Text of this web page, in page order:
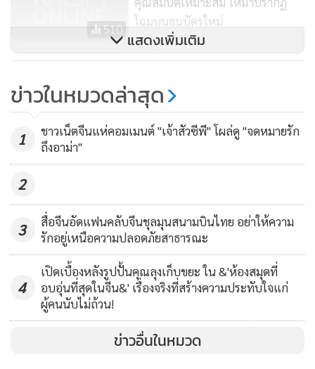
510
โฉมบนธนบัตรใหม่
997
“วิรไท สันติประภพ” แนะสื่อ
รู้สึกปนไปในเนื้อข่าว
แสดงเพิ่มเติม
ข่าวในหมวดล่าสุด
1
ชาวเน็ตจีนแห่คอมเมนต์ "เจ้าสัวซีพี" โผล่ดู "จดหมายรัก
ถึงอาม่า"
2
3
สื่อจีนอัดแฟนคลับจีนชุลมุนสนามบินไทย อย่าให้ความ
รักอยู่เหนือความปลอดภัยสาธารณะ
4
เปิดเบื้องหลังรูปปั้นคุณลุงเก็บขยะ ใน &'ห้องสมุดที่
อบอุ่นที่สุดในจีน&' เรื่องจริงที่สร้างความประทับใจแก่
ผู้คนนับไม่ถ้วน!
ข่าวอื่นในหมวด